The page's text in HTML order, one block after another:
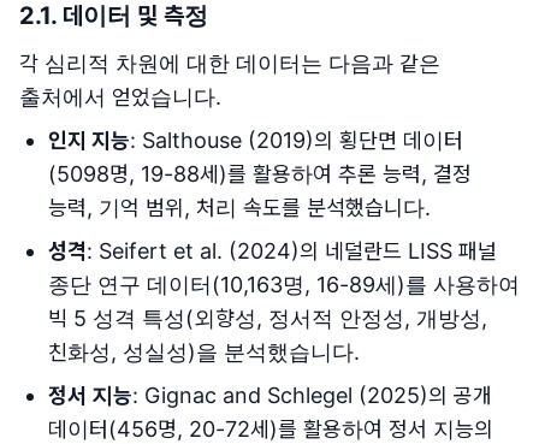
2.1. 데이터 및 측정
각 심리적 차원에 대한 데이터는 다음과 같은
출처에서 얻었습니다.
인지 지능: Salthouse (2019)의 횡단면 데이터
(5098명, 19-88세)를 활용하여 추론 능력, 결정
능력, 기억 범위, 처리 속도를 분석했습니다.
성격: Seifert et al. (2024)의 네덜란드 LISS 패널
종단 연구 데이터(10,163명, 16-89세)를 사용하여
빅 5 성격 특성(외향성, 정서적 안정성, 개방성,
친화성, 성실성)을 분석했습니다.
정서 지능: Gignac and Schlegel (2025)의 공개
데이터(456명, 20-72세)를 활용하여 정서 지능의